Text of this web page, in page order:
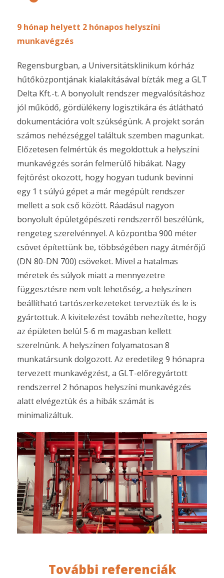
9 hónap helyett 2 hónapos helyszíni
munkavégzés
Regensburgban, a Universitätsklinikum kórház
hűtőközpontjának kialakításával bízták meg a GLT
Delta Kft.-t. A bonyolult rendszer megvalósításhoz
jól működő, gördülékeny logisztikára és átlátható
dokumentációra volt szükségünk. A projekt során
számos nehézséggel találtuk szemben magunkat.
Előzetesen felmértük és megoldottuk a helyszíni
munkavégzés során felmerülő hibákat. Nagy
fejtörést okozott, hogy hogyan tudunk bevinni
egy 1 t súlyú gépet a már megépült rendszer
mellett a sok cső között. Ráadásul nagyon
bonyolult épületgépészeti rendszerről beszélünk,
rengeteg szerelvénnyel. A központba 900 méter
csövet építettünk be, többségében nagy átmérőjű
(DN 80-DN 700) csöveket. Mivel a hatalmas
méretek és súlyok miatt a mennyezetre
függesztésre nem volt lehetőség, a helyszínen
beállítható tartószerkezeteket terveztük és le is
gyártottuk. A kivitelezést tovább nehezítette, hogy
az épületen belül 5-6 m magasban kellett
szerelnünk. A helyszínen folyamatosan 8
munkatársunk dolgozott. Az eredetileg 9 hónapra
tervezett munkavégzést, a GLT-előregyártott
rendszerrel 2 hónapos helyszíni munkavégzés
alatt elvégeztük és a hibák számát is
minimalizáltuk.
További referenciák